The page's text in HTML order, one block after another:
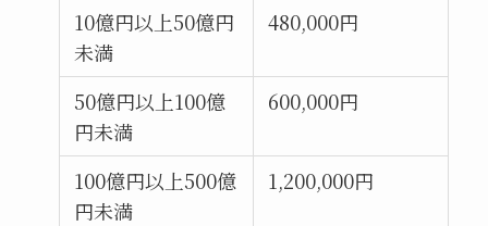
10億円以上50億円
未満
480,000円
50億円以上100億
円未満
600,000円
100億円以上500億
円未満
1,200,000円